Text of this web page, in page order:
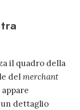
il quadro della
delmerchant
dettaglio